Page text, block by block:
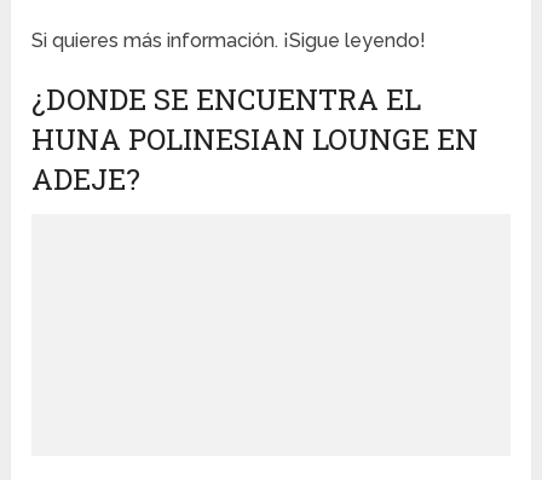
Si quieres más información. ¡Sigue leyendo!
¿DONDE SE ENCUENTRA EL
HUNA POLINESIAN LOUNGE EN
ADEJE?